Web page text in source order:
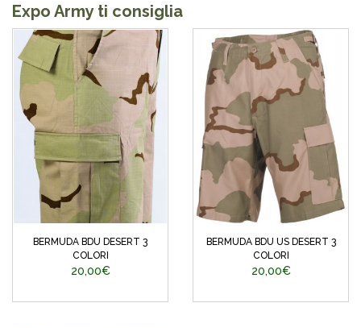
Expo Army ti consiglia
BERMUDA BDU DESERT 3
COLORI
20,00€
BERMUDA BDU US DESERT 3
COLORI
20,00€